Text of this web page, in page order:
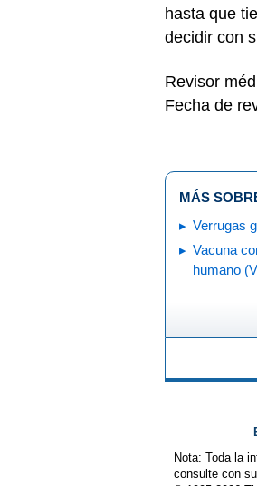
hasta que
decidir con
Revisor
Fecha de
MÁS
Verrugas
Vacuna
humano
Nota: Toda la
consulte con